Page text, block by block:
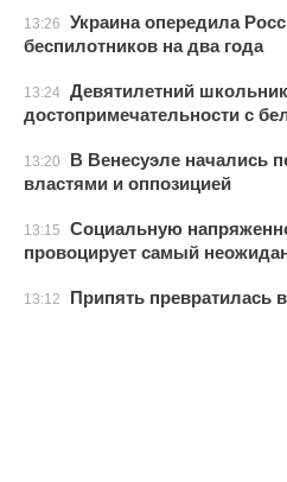
13:26
Украина опередила
беспилотников на два года
13:24 Девятилетний
достопримечательности с
13:20
В Венесуэле начались
властями и оппозицией
13:15
Социальную
провоцирует самый
13:12 Припять превратилась